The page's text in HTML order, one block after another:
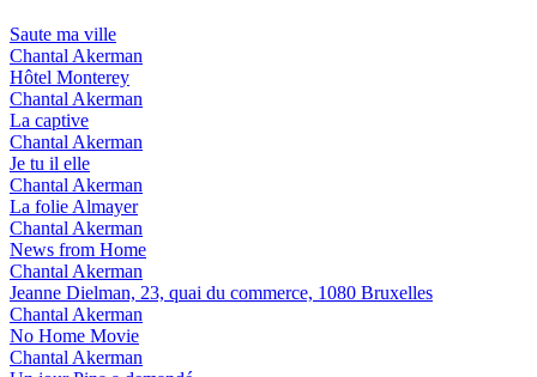
Saute ma ville
Chantal Akerman
Hôtel Monterey
Chantal Akerman
La captive
Chantal Akerman
Je tu il elle
Chantal Akerman
La folie Almayer
Chantal Akerman
News from Home
Chantal Akerman
Jeanne Dielman, 23, quai du commerce, 1080 Bruxelles
Chantal Akerman
No Home Movie
Chantal Akerman